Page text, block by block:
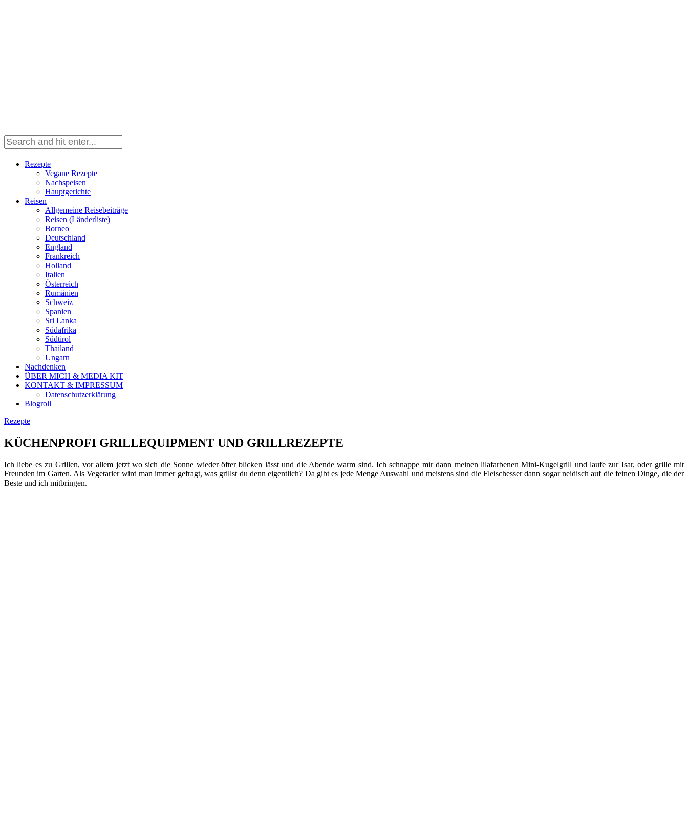
Rezepte
Vegane Rezepte
Nachspeisen
Hauptgerichte
Reisen
Allgemeine Reisebeiträge
Reisen (Länderliste)
Borneo
Deutschland
England
Frankreich
Holland
Italien
Österreich
Rumänien
Schweiz
Spanien
Sri Lanka
Südafrika
Südtirol
Thailand
Ungarn
Nachdenken
ÜBER MICH & MEDIA KIT
KONTAKT & IMPRESSUM
Datenschutzerklärung
Blogroll
Rezepte
KÜCHENPROFI GRILLEQUIPMENT UND GRILLREZEPTE
Ich liebe es zu Grillen, vor allem jetzt wo sich die Sonne wieder öfter blicken lässt und die Abende warm sind. Ich schnappe mir dann meinen lilafarbenen Mini-Kugelgrill und laufe zur Isar, oder grille mit
Freunden im Garten. Als Vegetarier wird man immer gefragt, was grillst du denn eigentlich? Da gibt es jede Menge Auswahl und meistens sind die Fleischesser dann sogar neidisch auf die feinen Dinge, die der
Beste und ich mitbringen.